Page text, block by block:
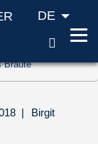
'1')
'2')
'3')
DE
Bräute
|
Birgit